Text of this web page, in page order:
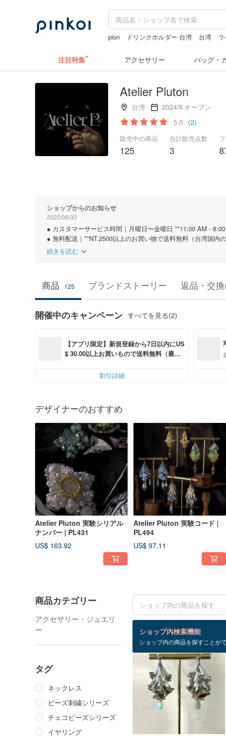
pion ドリンクホルダー 台湾 台湾
注目特集 アクセサリー バッグ・
Atelier Pluton
台湾
2024年オープン
5.0 (2)
販売中の商品
125
合計販売点数
3
ショップからのお知らせ
2025/08/30
● カスタマーサービス時間｜月曜日〜金曜日 **11:00 AM -
● 無料配送｜**NT.2500以上のお買い物で送料無料（台湾国内
続きを読む
商品 125 ブランドストーリー 返品・交
開催中のキャンペーン すべてを見る(2)
【アプリ限定】新規登録から7日以内にUS
$ 30.00以上お買いもので送料無料（最大U
割引詳細
デザイナーのおすすめ
Atelier Pluton 実験シリアル
ナンバー | PL431
US$ 163.92
Atelier Pluton 実験コード |
PL494
US$ 97.11
商品カテゴリー
アクセサリー・ジュエリ
ー
タグ
ネックレス
ビーズ刺繍シリーズ
チェコビーズシリーズ
イヤリング
ショップ内検索機能
ショップ内の商品を探すことが
検索結果：125 件